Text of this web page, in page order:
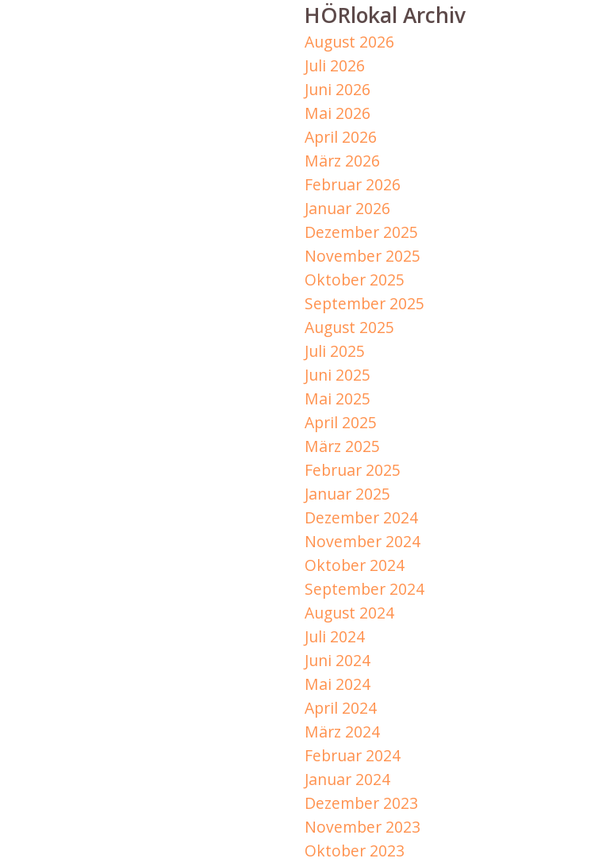
HÖRlokal Archiv
August 2026
Juli 2026
Juni 2026
Mai 2026
April 2026
März 2026
Februar 2026
Januar 2026
Dezember 2025
November 2025
Oktober 2025
September 2025
August 2025
Juli 2025
Juni 2025
Mai 2025
April 2025
März 2025
Februar 2025
Januar 2025
Dezember 2024
November 2024
Oktober 2024
September 2024
August 2024
Juli 2024
Juni 2024
Mai 2024
April 2024
März 2024
Februar 2024
Januar 2024
Dezember 2023
November 2023
Oktober 2023